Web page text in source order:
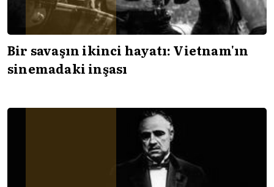
Bir savaşın ikinci hayatı: Vietnam'ın
sinemadaki inşası